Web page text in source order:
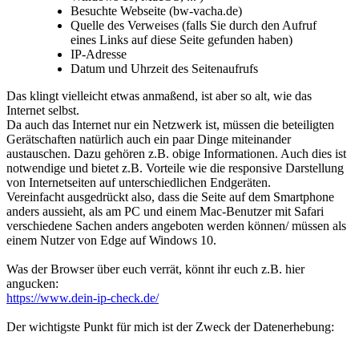
Besuchte Webseite (bw-vacha.de)
Quelle des Verweises (falls Sie durch den Aufruf
eines Links auf diese Seite gefunden haben)
IP-Adresse
Datum und Uhrzeit des Seitenaufrufs
Das klingt vielleicht etwas anmaßend, ist aber so alt, wie das
Internet selbst.
Da auch das Internet nur ein Netzwerk ist, müssen die beteiligten
Gerätschaften natürlich auch ein paar Dinge miteinander
austauschen. Dazu gehören z.B. obige Informationen. Auch dies ist
notwendige und bietet z.B. Vorteile wie die responsive Darstellung
von Internetseiten auf unterschiedlichen Endgeräten.
Vereinfacht ausgedrückt also, dass die Seite auf dem Smartphone
anders aussieht, als am PC und einem Mac-Benutzer mit Safari
verschiedene Sachen anders angeboten werden können/ müssen als
einem Nutzer von Edge auf Windows 10.
Was der Browser über euch verrät, könnt ihr euch z.B. hier
angucken:
https://www.dein-ip-check.de/
Der wichtigste Punkt für mich ist der Zweck der Datenerhebung: